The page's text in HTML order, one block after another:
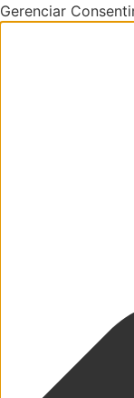
Gerenciar